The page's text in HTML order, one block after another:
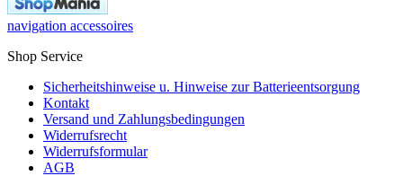
navigation accessoires
Shop Service
Sicherheitshinweise u. Hinweise zur Batterieentsorgung
Kontakt
Versand und Zahlungsbedingungen
Widerrufsrecht
Widerrufsformular
AGB